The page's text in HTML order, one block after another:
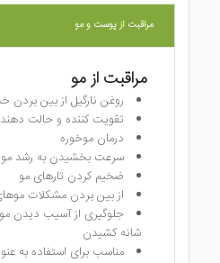
مراقبت از پوست و مو
مراقبت از مو
روغن نارگیل از بین
تقویت کننده و حالت
درمان موخوره
سرعت بخشیدن به رشد مو
ضخیم کردن تارهای مو
از بین بردن مشکلات
جلوگیری از آسیب دیدن
شانه کشیدن
مناسب برای استفاده به